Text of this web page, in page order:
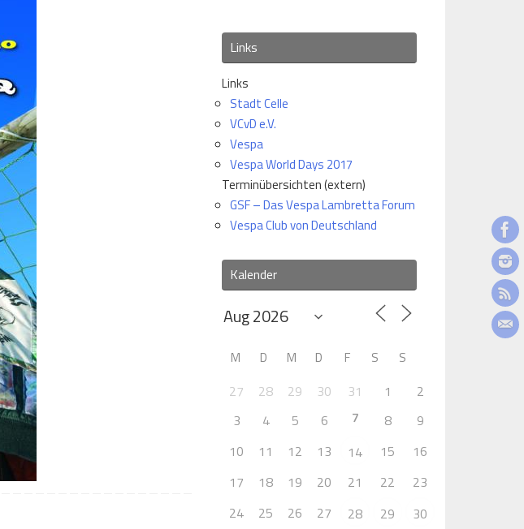
Links
Links
Stadt Celle
VCvD e.V.
Vespa
Vespa World Days 2017
Terminübersichten (extern)
GSF – Das Vespa Lambretta Forum
Vespa Club von Deutschland
Kalender
M D M D F S S
27 28 29 30 31 1
2
3
4 5 6 7 8
9
10
11 12 13 14 15
16
17
18 19 20 21 22
23
24
25 26 27 28 29
30